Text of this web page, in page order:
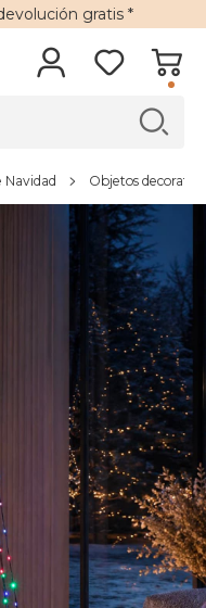
gratis*
Objetos